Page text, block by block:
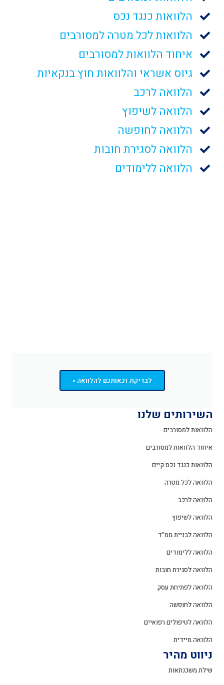
הלוואות כנגד נכס
הלוואות לכל מטרה למסורבים
איחוד הלוואות למסורבים
גיוס אשראי והלוואות חוץ בנקאיות
הלוואה לרכב
הלוואה לשיפוץ
הלוואה לחופשה
הלוואה לסגירת חובות
הלוואה ללימודים
לבדיקת זכאותכם להלוואה »
השירותים שלנו
הלוואות למסורבים
איחוד הלוואות למסורבים
הלוואות כנגד נכס קיים
הלוואה לכל מטרה
הלוואה לרכב
הלוואה לשיפוץ
הלוואה לבניית ממ"ד
הלוואה ללימודים
הלוואה לסגירת חובות
הלוואה לפתיחת עסק
הלוואה לחופשה
הלוואה לטיפולים רפואיים
הלוואה מיידית
ניווט מהיר
שילת משכנתאות